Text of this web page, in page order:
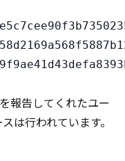
報告してくれたユー
は行われています。